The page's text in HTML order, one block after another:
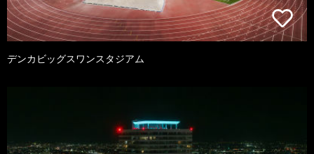
デンカビッグスワンスタジアム